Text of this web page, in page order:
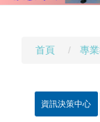
首頁 專
資訊決策中心